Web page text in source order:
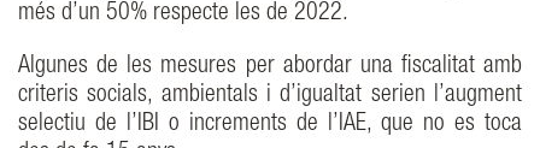
més d’un 50% respecte les de 2022.
Algunes de les mesures per abordar una fiscalitat amb
criteris socials, ambientals i d’igualtat serien l’augment
selectiu de l’IBI o increments de l’IAE, que no es toca